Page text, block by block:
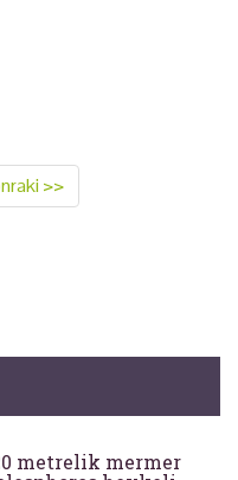
>>
metrelik mermer